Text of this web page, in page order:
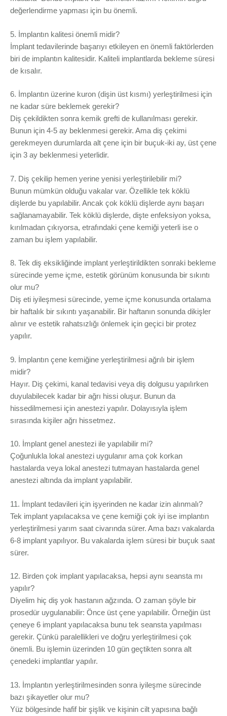
değerlendirme yapması için bu önemli.
5. İmplantın kalitesi önemli midir?
İmplant tedavilerinde başarıyı etkileyen en önemli faktörlerden
biri de implantın kalitesidir. Kaliteli implantlarda bekleme süresi
de kısalır.
6. İmplantın üzerine kuron (dişin üst kısmı) yerleştirilmesi için
ne kadar süre beklemek gerekir?
Diş çekildikten sonra kemik grefti de kullanılması gerekir.
Bunun için 4-5 ay beklenmesi gerekir. Ama diş çekimi
gerekmeyen durumlarda alt çene için bir buçuk-iki ay, üst çene
için 3 ay beklenmesi yeterlidir.
7. Diş çekilip hemen yerine yenisi yerleştirilebilir mi?
Bunun mümkün olduğu vakalar var. Özellikle tek köklü
dişlerde bu yapılabilir. Ancak çok köklü dişlerde aynı başarı
sağlanamayabilir. Tek köklü dişlerde, dişte enfeksiyon yoksa,
kırılmadan çıkıyorsa, etrafındaki çene kemiği yeterli ise o
zaman bu işlem yapılabilir.
8. Tek diş eksikliğinde implant yerleştirildikten sonraki bekleme
sürecinde yeme içme, estetik görünüm konusunda bir sıkıntı
olur mu?
Diş eti iyileşmesi sürecinde, yeme içme konusunda ortalama
bir haftalık bir sıkıntı yaşanabilir. Bir haftanın sonunda dikişler
alınır ve estetik rahatsızlığı önlemek için geçici bir protez
yapılır.
9. İmplantın çene kemiğine yerleştirilmesi ağrılı bir işlem
midir?
Hayır. Diş çekimi, kanal tedavisi veya diş dolgusu yapılırken
duyulabilecek kadar bir ağrı hissi oluşur. Bunun da
hissedilmemesi için anestezi yapılır. Dolayısıyla işlem
sırasında kişiler ağrı hissetmez.
10. İmplant genel anestezi ile yapılabilir mi?
Çoğunlukla lokal anestezi uygulanır ama çok korkan
hastalarda veya lokal anestezi tutmayan hastalarda genel
anestezi altında da implant yapılabilir.
11. İmplant tedavileri için işyerinden ne kadar izin alınmalı?
Tek implant yapılacaksa ve çene kemiği çok iyi ise implantın
yerleştirilmesi yarım saat civarında sürer. Ama bazı vakalarda
6-8 implant yapılıyor. Bu vakalarda işlem süresi bir buçuk saat
sürer.
12. Birden çok implant yapılacaksa, hepsi aynı seansta mı
yapılır?
Diyelim hiç diş yok hastanın ağzında. O zaman şöyle bir
prosedür uygulanabilir: Önce üst çene yapılabilir. Örneğin üst
çeneye 6 implant yapılacaksa bunu tek seansta yapılması
gerekir. Çünkü paralellikleri ve doğru yerleştirilmesi çok
önemli. Bu işlemin üzerinden 10 gün geçtikten sonra alt
çenedeki implantlar yapılır.
13. İmplantın yerleştirilmesinden sonra iyileşme sürecinde
bazı şikayetler olur mu?
Yüz bölgesinde hafif bir şişlik ve kişinin cilt yapısına bağlı